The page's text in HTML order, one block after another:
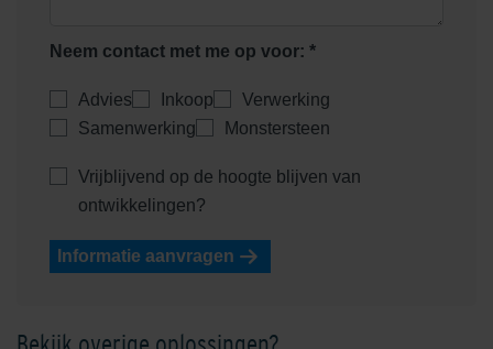
Neem contact met me op voor: *
Advies Inkoop
Verwerking
Samenwerking
Monstersteen
Vrijblijvend op de hoogte blijven van
ontwikkelingen?
Informatie aanvragen